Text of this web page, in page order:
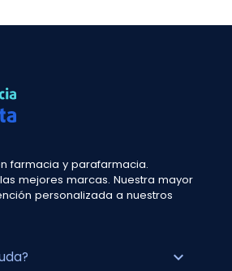
farmacia y parafarmacia.
mejores marcas. Nuestra mayor
personalizada a nuestros
expand_more